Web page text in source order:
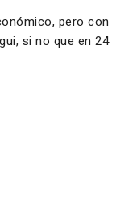
pero con
si no que en 24